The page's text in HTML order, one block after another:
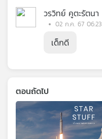
วรวิทย์ คูตะรัตนา
02 ก.ค. 67 06:23
เด็กดี
ตอนถัดไป